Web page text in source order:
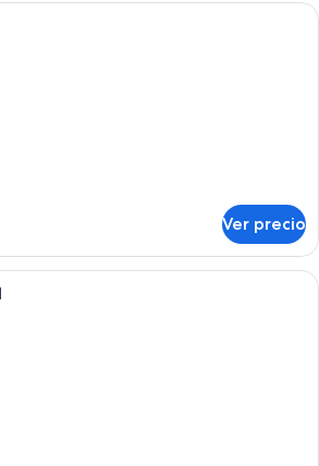
Una habitación de hotel con dos
Ver precio
Una habitación de hotel con una